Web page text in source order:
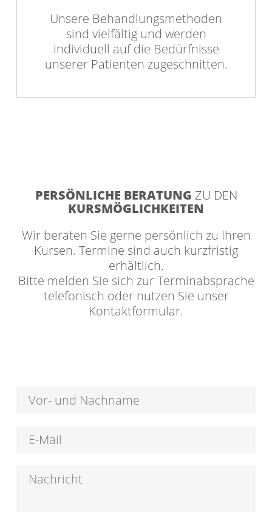
Unsere Behandlungsmethoden
sind vielfältig und werden
individuell auf die Bedürfnisse
unserer Patienten zugeschnitten.
PERSÖNLICHE BERATUNG ZU DEN
KURSMÖGLICHKEITEN
Wir beraten Sie gerne persönlich zu Ihren
Kursen. Termine sind auch kurzfristig
erhältlich.
Bitte melden Sie sich zur Terminabsprache
telefonisch oder nutzen Sie unser
Kontaktformular.